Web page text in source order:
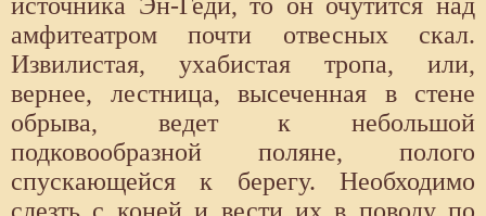
источника Эн-Геди, то он очутится над
амфитеатром почти отвесных скал.
Извилистая, ухабистая тропа, или,
вернее, лестница, высеченная в стене
обрыва, ведет к небольшой
подковообразной поляне, полого
спускающейся к берегу. Необходимо